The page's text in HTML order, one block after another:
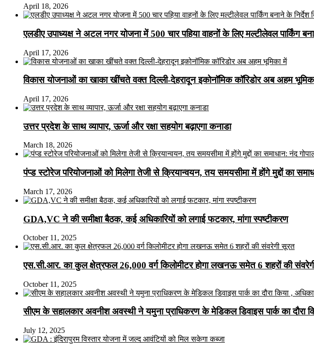
April 18, 2026
एलडीए उपाध्यक्ष ने अटल नगर योजना में 500 चार पहिया वाहनों के लिए मल्टीलेवल पार्किंग
April 17, 2026
विकास योजनाओं का खाका खींचते वक्त दिल्ली-देहरादून इकोनॉमिक कॉरिडोर अब अहम
April 17, 2026
उत्तर प्रदेश के साथ व्यापार, ऊर्जा और रक्षा सहयोग बढ़ाएगा कनाडा
March 18, 2026
पंप्ड स्टोरेज परियोजनाओं को मिलेगा तेजी से क्रियान्वयन, तय समयसीमा में होंगे मुद्दों का
March 17, 2026
GDA,VC ने की समीक्षा बैठक, कई अधिकारियों को लगाई फटकार, मांगा स्पष्टीकरण
October 11, 2025
एस.सी.आर. का कुल क्षेत्रफल 26,000 वर्ग किलोमीटर होगा लखनऊ समेत 6 शहरों की
October 11, 2025
सीएम के सहालकार अवनीश अवस्थी ने यमुना प्राधिकरण के मेडिकल डिवाइस पार्क का दौरा
July 12, 2025